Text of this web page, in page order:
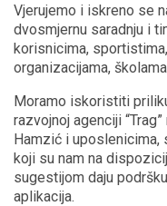
Vjerujemo i iskreno se
dvosmjernu saradnju i
korisnicima,
organizacijama,
Moramo iskoristiti
razvojnoj agenciji
Hamzić i uposlenicima,
koji su nam na
sugestijom daju
aplikacija.